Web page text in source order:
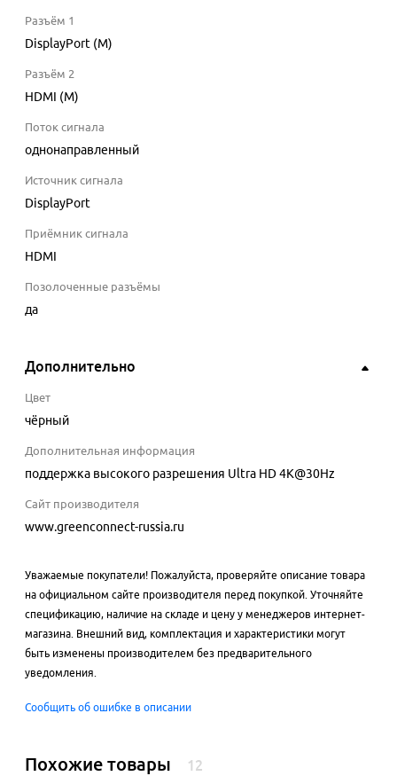
Разъём 1
DisplayPort (M)
Разъём 2
HDMI (M)
Поток сигнала
однонаправленный
Источник сигнала
DisplayPort
Приёмник сигнала
HDMI
Позолоченные разъёмы
да
Дополнительно
Цвет
чёрный
Дополнительная информация
поддержка высокого разрешения Ultra HD 4K@30Hz
Сайт производителя
www.greenconnect-russia.ru
Уважаемые покупатели! Пожалуйста, проверяйте описание товара
на официальном сайте производителя перед покупкой. Уточняйте
спецификацию, наличие на складе и цену у менеджеров интернет-
магазина. Внешний вид, комплектация и характеристики могут
быть изменены производителем без предварительного
уведомления.
Сообщить об ошибке в описании
Похожие товары 12